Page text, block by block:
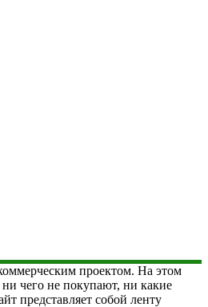
проектом. На этом
чего не покупают, ни какие
представляет собой ленту